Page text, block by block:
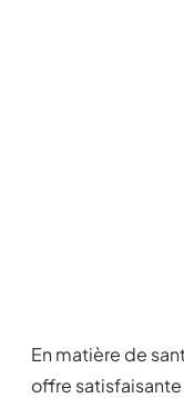
En matière de
offre